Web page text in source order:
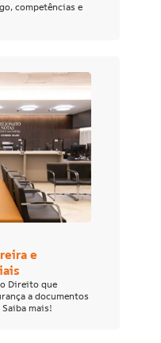
competências e
e
Direito que
a documentos
mais!